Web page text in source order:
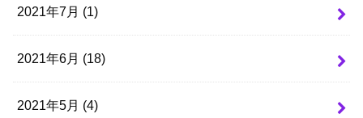
2021年7月 (1)
2021年6月 (18)
2021年5月 (4)